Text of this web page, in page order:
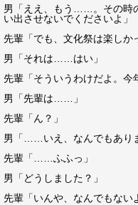
男「ええ、もう……。その時
い出させないでくださいよ」
先輩「でも、文化祭は楽しか
男「それは……はい」
先輩「そういうわけだよ。今
男「先輩は……」
先輩「ん？」
男「……いえ、なんでもあり
先輩「……ふふっ」
男「どうしました？」
先輩「いんや、なんでもな